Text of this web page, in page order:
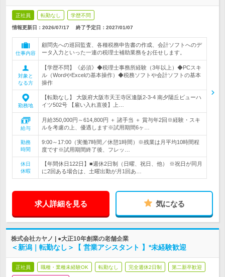
正社員 転勤なし 学歴不問
情報更新日：2026/07/17 終了予定日： 2027/01/07
仕事内容
顧問先への巡回監査、各種税務申告書の作成、会計ソフトへのデ
ータ入力といった一連の税理士補助業務をお任せします。
対象と
なる方
【学歴不問】《必須》◆税理士事務所経験（3年以上）◆PCスキ
ル（WordやExcelの基本操作）◆税務ソフトや会計ソフトの基本
操作
勤務地
【転勤なし】 大阪府大阪市天王寺区逢阪2-3-4 南夕陽丘ビューハ
イツ502号 【雇い入れ直後】上…
給与
月給350,000円～614,800円 ＋ 諸手当 ＋ 賞与年2回※経験・スキ
ルを考慮の上、優遇します※試用期間6ヶ…
勤務
時間
9:00～17:00（実働7時間／休憩1時間）※残業は月平均10時間程
度です※試用期間終了後、フレッ…
休日
休暇
【年間休日122日】■週休2日制（日曜、祝日、他） ※祝日が同月
に2回ある場合は、土曜出勤が月1回あ…
求人詳細を見る 気になる
株式会社カヤノ | ●大正10年創業の老舗企業
＜新潟｜転勤なし＞【 営業アシスタント 】*未経験歓迎
正社員 職種・業種未経験OK 転勤なし 完全週休2日制 第二新卒歓迎